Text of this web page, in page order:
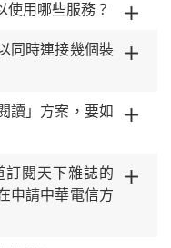
使用哪些服務？
同時連接幾個裝
讀」方案，要如
閱天下雜誌的
申請中華電信方